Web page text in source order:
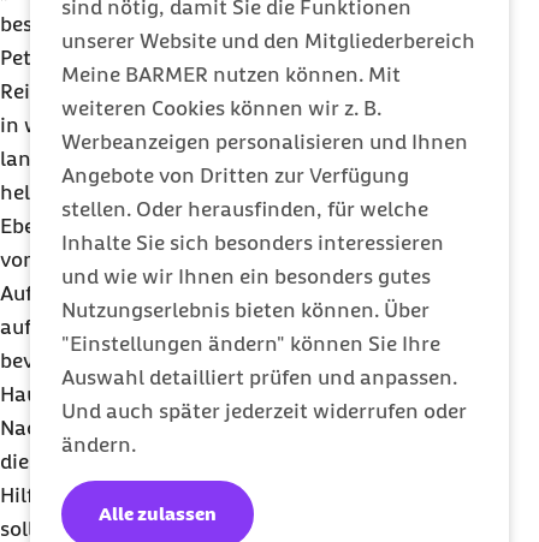
sind nötig, damit Sie die Funktionen
unserer Website und den Mitgliederbereich
Meine BARMER nutzen können. Mit
weiteren Cookies können wir z. B.
Werbeanzeigen personalisieren und Ihnen
Angebote von Dritten zur Verfügung
stellen. Oder herausfinden, für welche
Inhalte Sie sich besonders interessieren
und wie wir Ihnen ein besonders gutes
Nutzungserlebnis bieten können. Über
"Einstellungen ändern" können Sie Ihre
Auswahl detailliert prüfen und anpassen.
Und auch später jederzeit widerrufen oder
ändern.
Alle zulassen
besteht darin, Zeckenstiche zu vermeiden“, sagt
Petzold. Erreicht werden kann dies durch eine
Reihe von Vorsichtsmaßnahmen. Beim Aufenthalt
in waldigen oder grasbewachsenen Gebieten sollte
lange Kleidung getragen werden. Ist diese zudem
hell, wird das Erkennen von Zecken erleichtert.
Ebenso ist beim Gang in die Natur der Gebrauch
von Zeckenschutzmitteln zu empfehlen. Nach dem
Aufenthalt im Freien sollte der Körper gründlich
auf Zecken abgesucht werden. Besonders
bevorzugte Stellen sind Hautbereiche mit dünner
Haut wie Kniekehlen, Bauchnabel, Achseln oder
Nacken. Wird dabei eine Zecke entdeckt, sollte
diese so schnell wie möglich entfernt werden. Mit
Hilfe einer speziellen Zeckenkarte oder Pinzette
sollte das Tier möglichst nah an der Haut gegriffen